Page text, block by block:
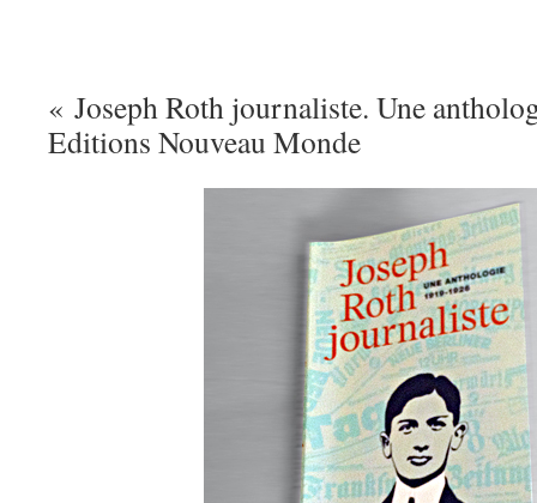
« Joseph Roth journaliste. Une
Editions Nouveau Monde